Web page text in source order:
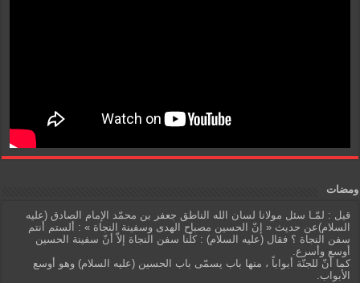
ومضات
قيل : لمّـا سئل مولانا لسان الله الناطق جعفر بن محمّد الإمام الصادق (عليه
السلام)عن حديث « إنّ الحسين مصباح الهدى وسفينة النجاة » : ألستم أنتم
سفن النجاة ؟ فقال (عليه السلام) : كلّنا سفن النجاة إلاّ أنّ سفينة الحسين
أوسع وأسرع.
كما أنّ للجنّة أبواباً ، منها باب يسمّى باب الحسين (عليه السلام) وهو أوسع
الأبواب.